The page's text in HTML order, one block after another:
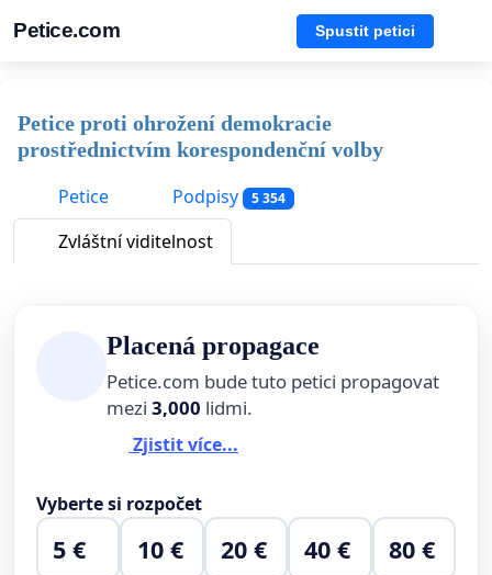
Petice.com Spustit petici
Petice proti ohrožení demokracie
prostřednictvím korespondenční volby
Petice
Podpisy 5 354
Zvláštní viditelnost
Placená propagace
Petice.com bude tuto petici propagovat
mezi 3,000 lidmi.
Zjistit více...
Vyberte si rozpočet
5 € 10 € 20 € 40 € 80 €